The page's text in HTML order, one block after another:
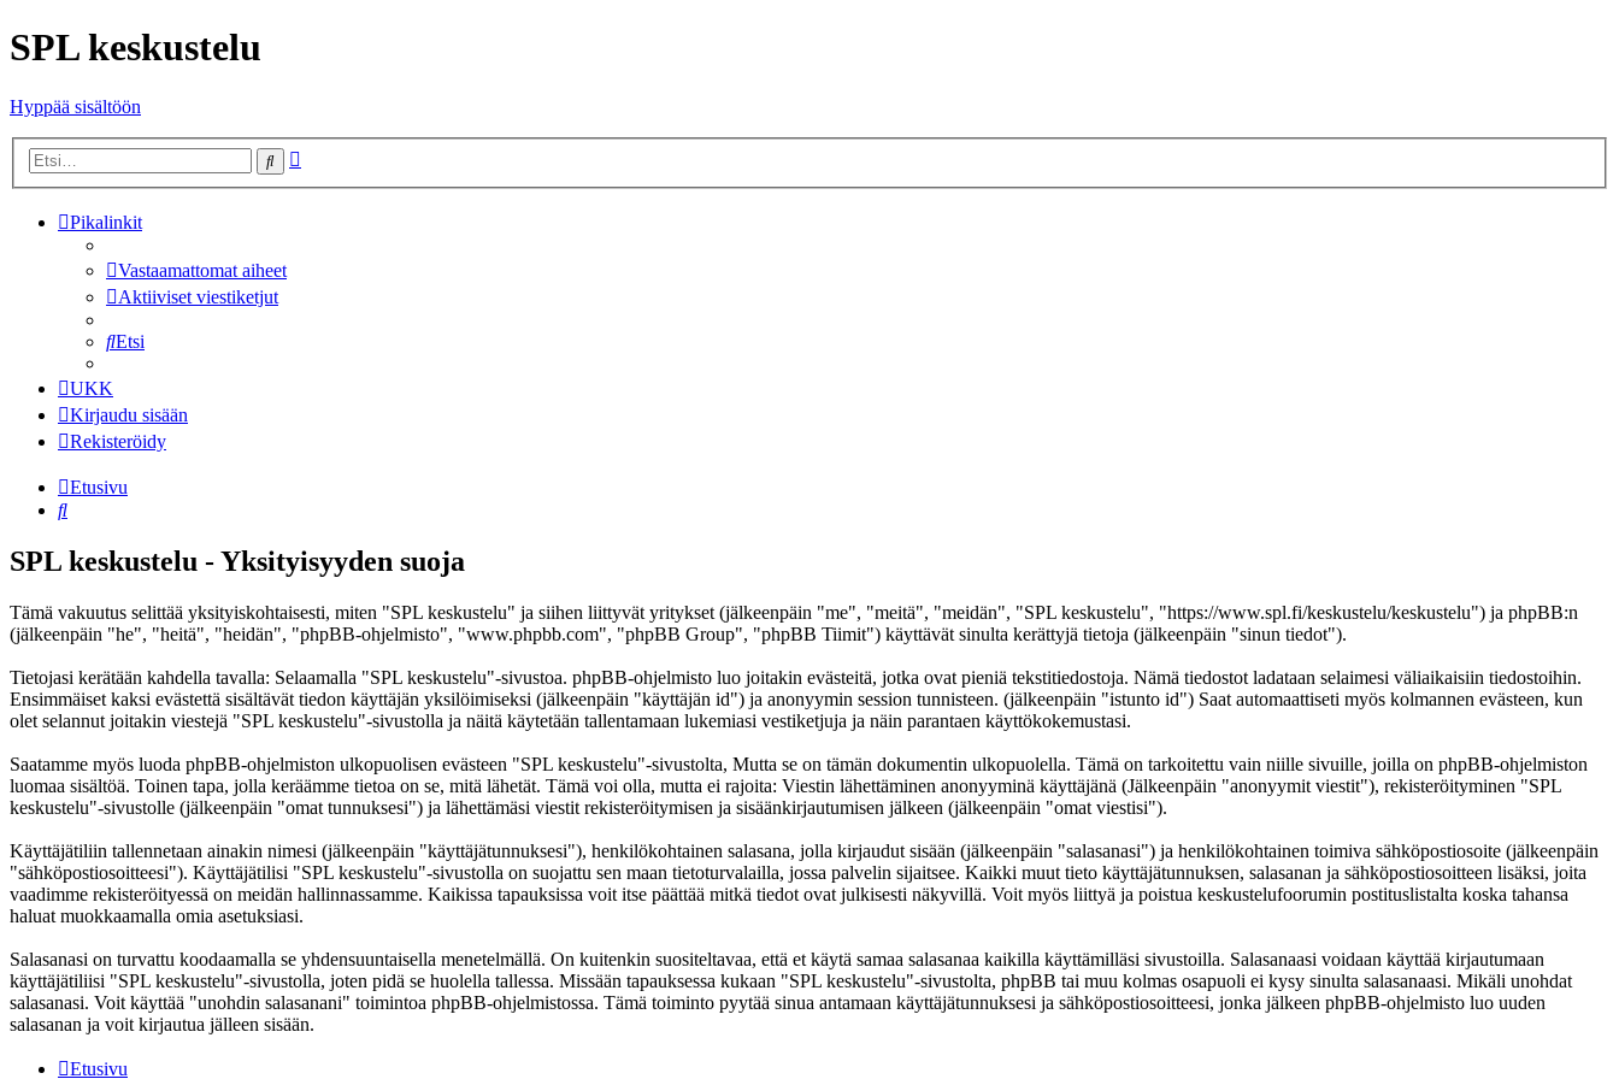
SPL keskustelu
Hyppää sisältöön
Etsi
Pikalinkit
Vastaamattomat aiheet
Aktiiviset viestiketjut
Etsi
UKK
Kirjaudu sisään
Rekisteröidy
Etusivu
Etsi
SPL keskustelu - Yksityisyyden suoja
Tämä vakuutus selittää yksityiskohtaisesti, miten "SPL keskustelu" ja siihen liittyvät yritykset (jälkeenpäin "me", "meitä", "meidän", "SPL keskustelu", "https://www.spl.fi/keskustelu/keskustelu") ja phpBB:n
(jälkeenpäin "he", "heitä", "heidän", "phpBB-ohjelmisto", "www.phpbb.com", "phpBB Group", "phpBB Tiimit") käyttävät sinulta kerättyjä tietoja (jälkeenpäin "sinun tiedot").
Tietojasi kerätään kahdella tavalla: Selaamalla "SPL keskustelu"-sivustoa. phpBB-ohjelmisto luo joitakin evästeitä, jotka ovat pieniä tekstitiedostoja. Nämä tiedostot ladataan selaimesi väliaikaisiin tiedostoihin.
Ensimmäiset kaksi evästettä sisältävät tiedon käyttäjän yksilöimiseksi (jälkeenpäin "käyttäjän id") ja anonyymin session tunnisteen. (jälkeenpäin "istunto id") Saat automaattiseti myös kolmannen evästeen, kun
olet selannut joitakin viestejä "SPL keskustelu"-sivustolla ja näitä käytetään tallentamaan lukemiasi vestiketjuja ja näin parantaen käyttökokemustasi.
Saatamme myös luoda phpBB-ohjelmiston ulkopuolisen evästeen "SPL keskustelu"-sivustolta, Mutta se on tämän dokumentin ulkopuolella. Tämä on tarkoitettu vain niille sivuille, joilla on phpBB-ohjelmiston
luomaa sisältöä. Toinen tapa, jolla keräämme tietoa on se, mitä lähetät. Tämä voi olla, mutta ei rajoita: Viestin lähettäminen anonyyminä käyttäjänä (Jälkeenpäin "anonyymit viestit"), rekisteröityminen "SPL
keskustelu"-sivustolle (jälkeenpäin "omat tunnuksesi") ja lähettämäsi viestit rekisteröitymisen ja sisäänkirjautumisen jälkeen (jälkeenpäin "omat viestisi").
Käyttäjätiliin tallennetaan ainakin nimesi (jälkeenpäin "käyttäjätunnuksesi"), henkilökohtainen salasana, jolla kirjaudut sisään (jälkeenpäin "salasanasi") ja henkilökohtainen toimiva sähköpostiosoite (jälkeenpäin
"sähköpostiosoitteesi"). Käyttäjätilisi "SPL keskustelu"-sivustolla on suojattu sen maan tietoturvalailla, jossa palvelin sijaitsee. Kaikki muut tieto käyttäjätunnuksen, salasanan ja sähköpostiosoitteen lisäksi, joita
vaadimme rekisteröityessä on meidän hallinnassamme. Kaikissa tapauksissa voit itse päättää mitkä tiedot ovat julkisesti näkyvillä. Voit myös liittyä ja poistua keskustelufoorumin postituslistalta koska tahansa
haluat muokkaamalla omia asetuksiasi.
Salasanasi on turvattu koodaamalla se yhdensuuntaisella menetelmällä. On kuitenkin suositeltavaa, että et käytä samaa salasanaa kaikilla käyttämilläsi sivustoilla. Salasanaasi voidaan käyttää kirjautumaan
käyttäjätiliisi "SPL keskustelu"-sivustolla, joten pidä se huolella tallessa. Missään tapauksessa kukaan "SPL keskustelu"-sivustolta, phpBB tai muu kolmas osapuoli ei kysy sinulta salasanaasi. Mikäli unohdat
salasanasi. Voit käyttää "unohdin salasanani" toimintoa phpBB-ohjelmistossa. Tämä toiminto pyytää sinua antamaan käyttäjätunnuksesi ja sähköpostiosoitteesi, jonka jälkeen phpBB-ohjelmisto luo uuden
salasanan ja voit kirjautua jälleen sisään.
Etusivu